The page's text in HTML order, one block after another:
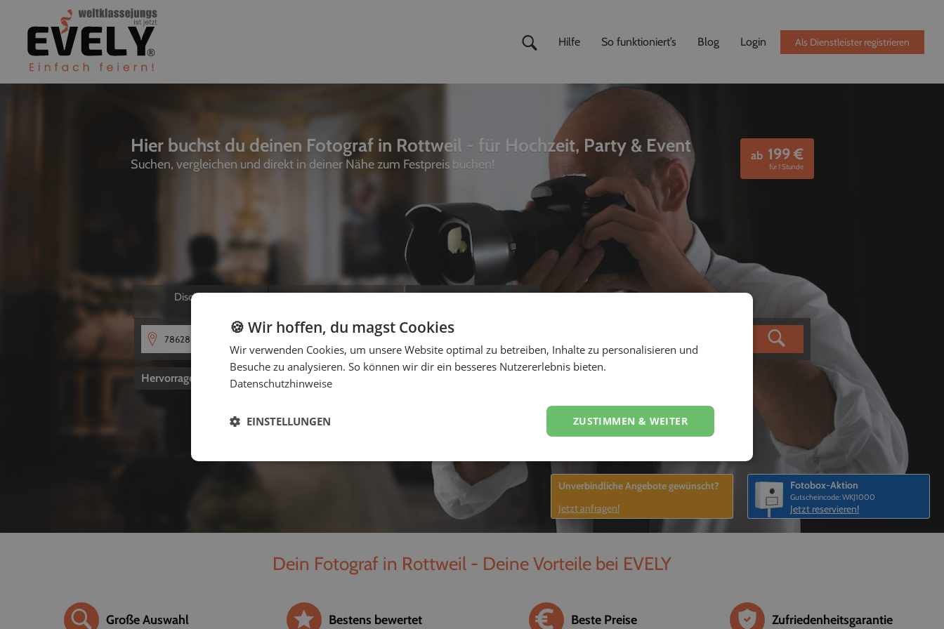
Hilfe So funktioniert’s Blog Login Als Dienstleister registrieren
Hier buchst du deinen Fotograf in Rottweil - für Hochzeit, Party & Event
Suchen, vergleichen und direkt in deiner Nähe zum Festpreis buchen!
ab 199€
für 1 Stunde
Discjockeys Livemusiker, Fotografen
Hervorragend von 5
Fotobox-Aktion
Gutscheincode: WKJ1000
Jetzt reservieren!
Unverbindliche Angebote gewünscht?
Jetzt anfragen!
Dein Fotograf in Rottweil - Deine Vorteile bei EVELY
Große Auswahl Bestens bewertet Beste Preise Zufriedenheitsgarantie
🍪 Wir hoffen, du magst Cookies
Wir verwenden Cookies, um unsere Website optimal zu betreiben, Inhalte zu personalisieren und
Besuche zu analysieren. So können wir dir ein besseres Nutzererlebnis bieten.
Datenschutzhinweise
ZUSTIMMEN & WEITER
EINSTELLUNGEN